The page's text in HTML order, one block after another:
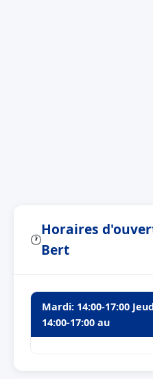
🕐
Horaires
Bert
Mardi: 14:00-17:00
14:00-17:00 au